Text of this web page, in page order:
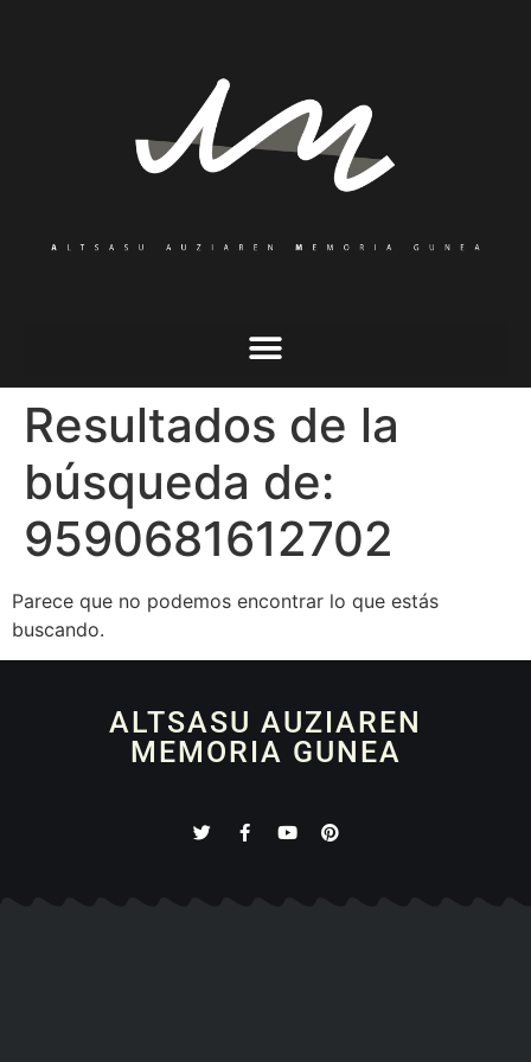
Resultados de la
búsqueda de:
9590681612702
Parece que no podemos encontrar lo que estás
buscando.
ALTSASU AUZIAREN
MEMORIA GUNEA